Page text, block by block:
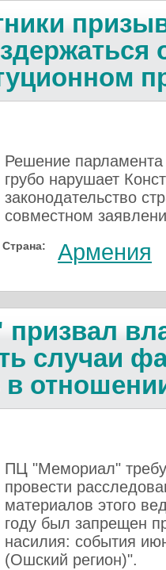
Решение
грубо нарушает
законодательство
совместном
Страна: Армения
случаи
в
ПЦ "Мемориал"
провести
материалов этого
году был запрещен
насилия: события
(Ошский регион)".